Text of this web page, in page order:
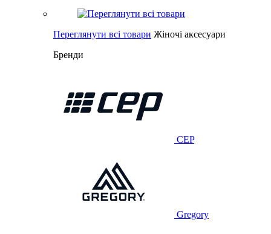
Переглянути всі товари Жіночі аксесуари
Бренди
CEP
Gregory